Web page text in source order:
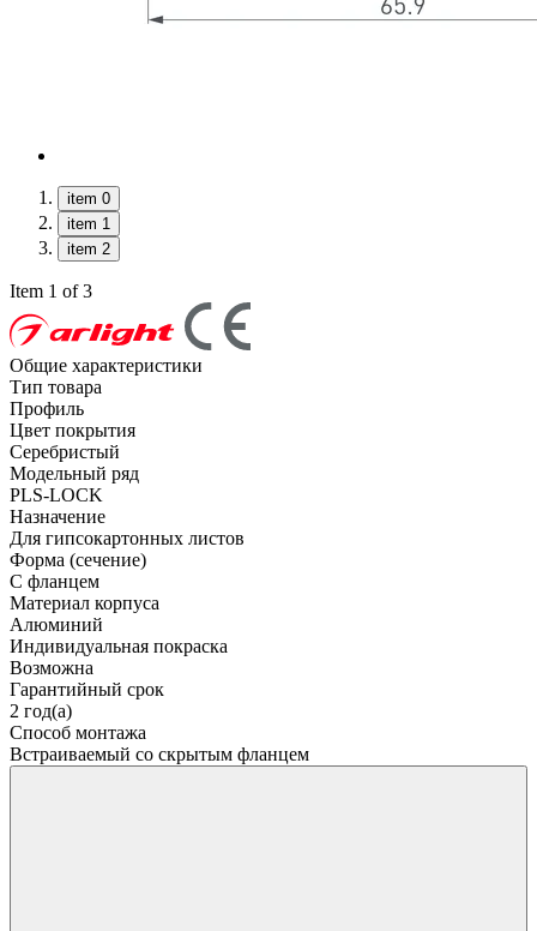
item 0
item 1
item 2
Item 1 of 3
Общие характеристики
Тип товара
Профиль
Цвет покрытия
Серебристый
Модельный ряд
PLS-LOCK
Назначение
Для гипсокартонных листов
Форма (сечение)
С фланцем
Материал корпуса
Алюминий
Индивидуальная покраска
Возможна
Гарантийный срок
2 год(а)
Способ монтажа
Встраиваемый со скрытым фланцем